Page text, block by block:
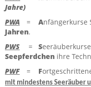
Jahre)
PWA
= Anfängerkurse
Jahren.
PWS
= S
Seepferdchen ihre
PWF
= F
mit mindestens Seeräuber